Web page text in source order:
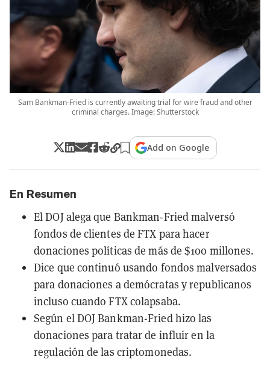
Sam Bankman-Fried is currently awaiting trial for wire fraud and other
criminal charges. Image: Shutterstock
Add on Google
En Resumen
El DOJ alega que Bankman-Fried malversó
fondos de clientes de FTX para hacer
donaciones políticas de más de $100 millones.
Dice que continuó usando fondos malversados
para donaciones a demócratas y republicanos
incluso cuando FTX colapsaba.
Según el DOJ Bankman-Fried hizo las
donaciones para tratar de influir en la
regulación de las criptomonedas.